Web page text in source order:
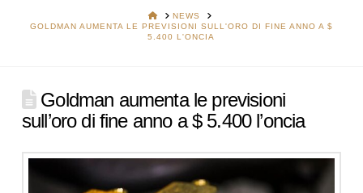
HOMENEWS
GOLDMAN AUMENTA LE PREVISIONI SULL'ORO DI FINE ANNO A $
5.400 L'ONCIA
Goldman aumenta le previsioni
sull’oro di fine anno a $ 5.400 l’oncia